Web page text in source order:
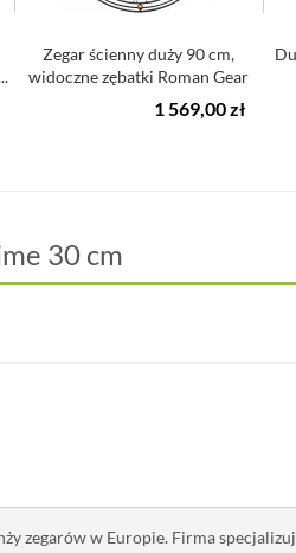
Zegar ścienny duży 90 cm,
widoczne zębatki Roman Gear
1 569,00 zł
30 cm
zegarów w Europie. Firma